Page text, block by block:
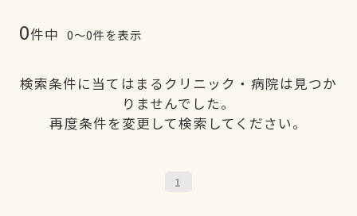
0件中 0〜0件を表示
検索条件に当てはまるクリニック・病院は見つか
りませんでした。
再度条件を変更して検索してください。
1